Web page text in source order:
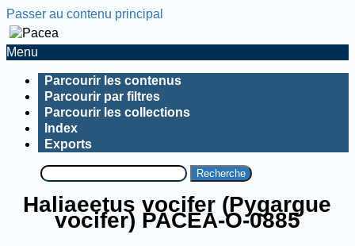
Passer au contenu principal
Menu
Parcourir les contenus
Parcourir par filtres
Parcourir les collections
Index
Exports
Recherche
Haliaeetus vocifer (Pygargue
vocifer) PACEA-O-0885